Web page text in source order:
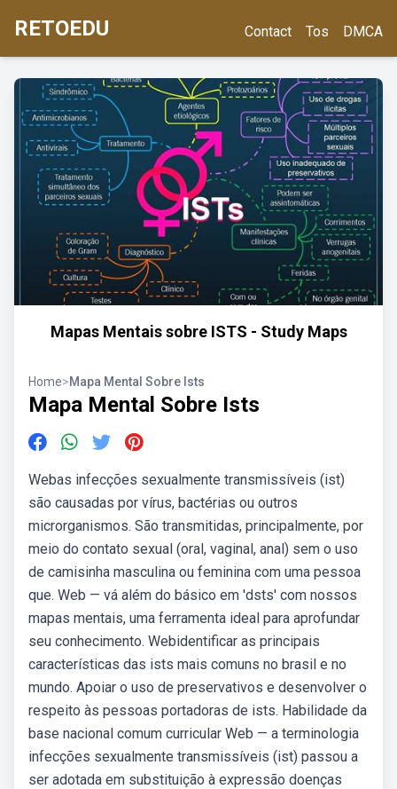
RETOEDU Contact Tos DMCA
Mapas Mentais sobre ISTS - Study Maps
Home>Mapa Mental Sobre Ists
Mapa Mental Sobre Ists
Webas infecções sexualmente transmissíveis (ist)
são causadas por vírus, bactérias ou outros
microrganismos. São transmitidas, principalmente, por
meio do contato sexual (oral, vaginal, anal) sem o uso
de camisinha masculina ou feminina com uma pessoa
que. Web — vá além do básico em 'dsts' com nossos
mapas mentais, uma ferramenta ideal para aprofundar
seu conhecimento. Webidentificar as principais
características das ists mais comuns no brasil e no
mundo. Apoiar o uso de preservativos e desenvolver o
respeito às pessoas portadoras de ists. Habilidade da
base nacional comum curricular Web — a terminologia
infecções sexualmente transmissíveis (ist) passou a
ser adotada em substituição à expressão doenças